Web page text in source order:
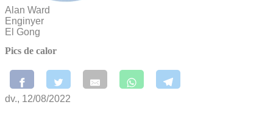
Alan Ward
Enginyer
El Gong
Pics de calor
dv., 12/08/2022